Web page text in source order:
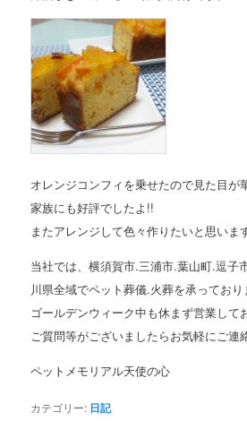
オレンジコンフィを乗せたので見た目が
家族にも好評でしたよ!!
またアレンジして色々作りたいと思います
当社では、横須賀市.三浦市.葉山町.逗子
川県全域でペット葬儀.火葬を承っており
ゴールデンウィーク中も休まず営業して
ご質問等がございましたらお気軽にご連
ペットメモリアル天使の心
カテゴリー: 日記